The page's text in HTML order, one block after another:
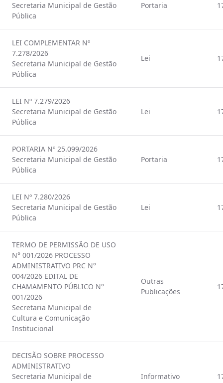
Secretaria Municipal de Gestão
Pública
Portaria
LEI COMPLEMENTAR Nº
7.278/2026
Secretaria Municipal de Gestão
Pública
Lei
LEI Nº 7.279/2026
Secretaria Municipal de Gestão
Pública
Lei
PORTARIA Nº 25.099/2026
Secretaria Municipal de Gestão
Pública
Portaria
LEI Nº 7.280/2026
Secretaria Municipal de Gestão
Pública
Lei
TERMO DE PERMISSÃO DE USO
N° 001/2026 PROCESSO
ADMINISTRATIVO PRC N°
004/2026 EDITAL DE
CHAMAMENTO PÚBLICO N°
001/2026
Secretaria Municipal de
Cultura e Comunicação
Institucional
Outras
Publicações
DECISÃO SOBRE PROCESSO
ADMINISTRATIVO
Secretaria Municipal de
Informativo